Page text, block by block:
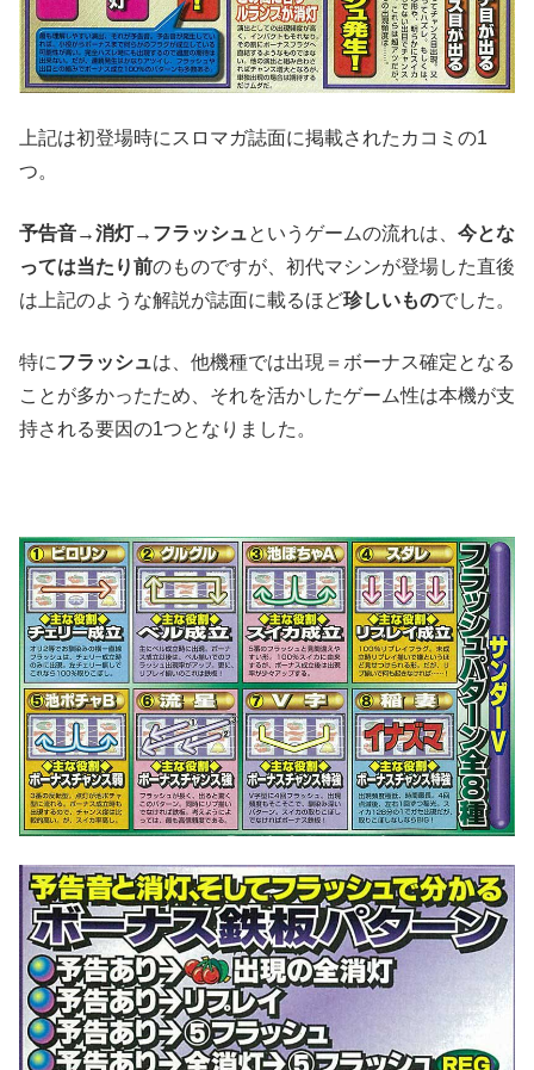
上記は初登場時にスロマガ誌面に掲載されたカコミの1
つ。
予告音→消灯→フラッシュというゲームの流れは、 今とな
っては当たり前のものですが、初代マシンが登場した直後
は上記のような解説が誌面に載るほど珍しいものでした。
特にフラッシュは、他機種では出現＝ボーナス確定となる
ことが多かったため、それを活かしたゲーム性は本機が支
持される要因の1つとなりました。